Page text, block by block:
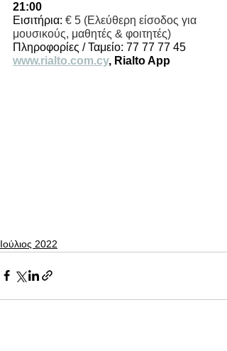
21:00
Εισιτήρια: € 5 (Ελεύθερη είσοδος για
μουσικούς, μαθητές & φοιτητές)
Πληροφορίες / Ταμείο: 77 77 77 45
www.rialto.com.cy, Rialto App
Ιούλιος 2022